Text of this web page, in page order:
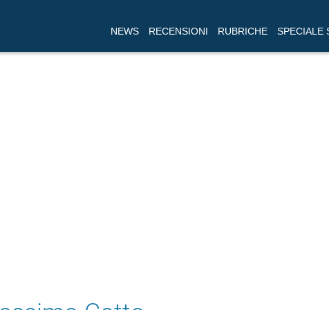
NEWS RECENSIONI RUBRICHE SPECIALE